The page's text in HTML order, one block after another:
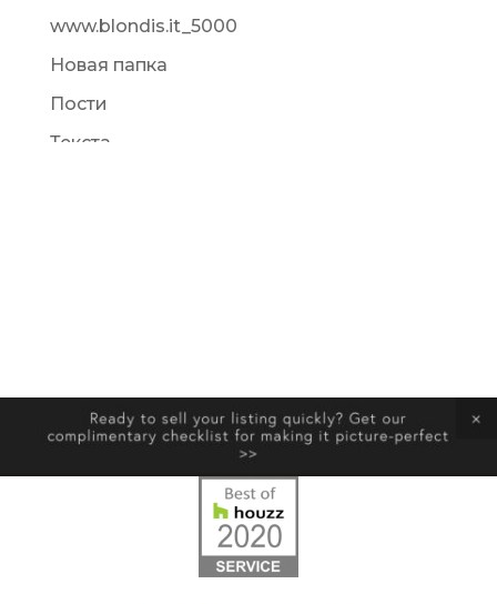
www.blondis.it_5000
Новая папка
Пости
Текста